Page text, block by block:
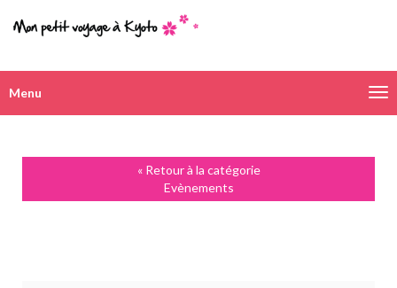
Menu
« Retour à la catégorie
Evènements